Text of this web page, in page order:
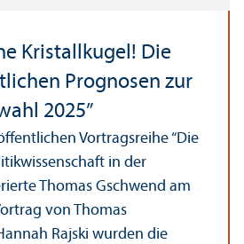
Kristallkugel! Die
Prognosen zur
2025”
Vortragsreihe “Die
in der
Thomas Gschwend am
von Thomas
Rajski wurden die